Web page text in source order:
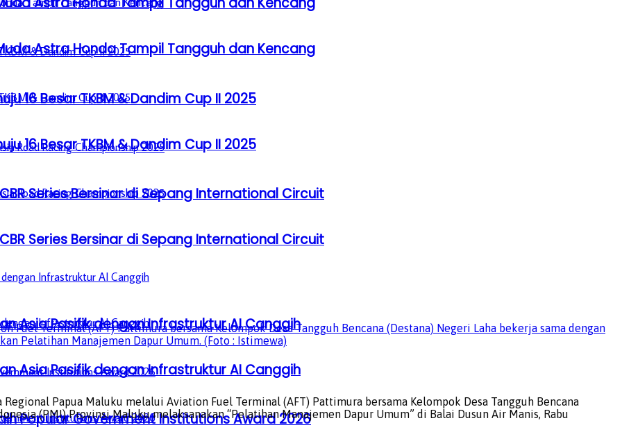
16 Besar TKBM & Dandim Cup II 2025
Series Bersinar di Sepang International Circuit
Asia Pasifik dengan Infrastruktur AI Canggih
Popular Government Institutions Award 2026
Astra Honda Tampil Tangguh dan Kencang
16 Besar TKBM & Dandim Cup II 2025
Series Bersinar di Sepang International Circuit
Asia Pasifik dengan Infrastruktur AI Canggih
Fuel Terminal (AFT) Pattimura bersama Kelompok Desa Tangguh Bencana (Destana) Negeri Laha bekerja sama dengan
Pelatihan Manajemen Dapur Umum. (Foto : Istimewa)
Regional Papua Maluku melalui Aviation Fuel Terminal (AFT) Pattimura bersama Kelompok Desa Tangguh Bencana
(PMI) Provinsi Maluku melaksanakan “Pelatihan Manajemen Dapur Umum” di Balai Dusun Air Manis, Rabu